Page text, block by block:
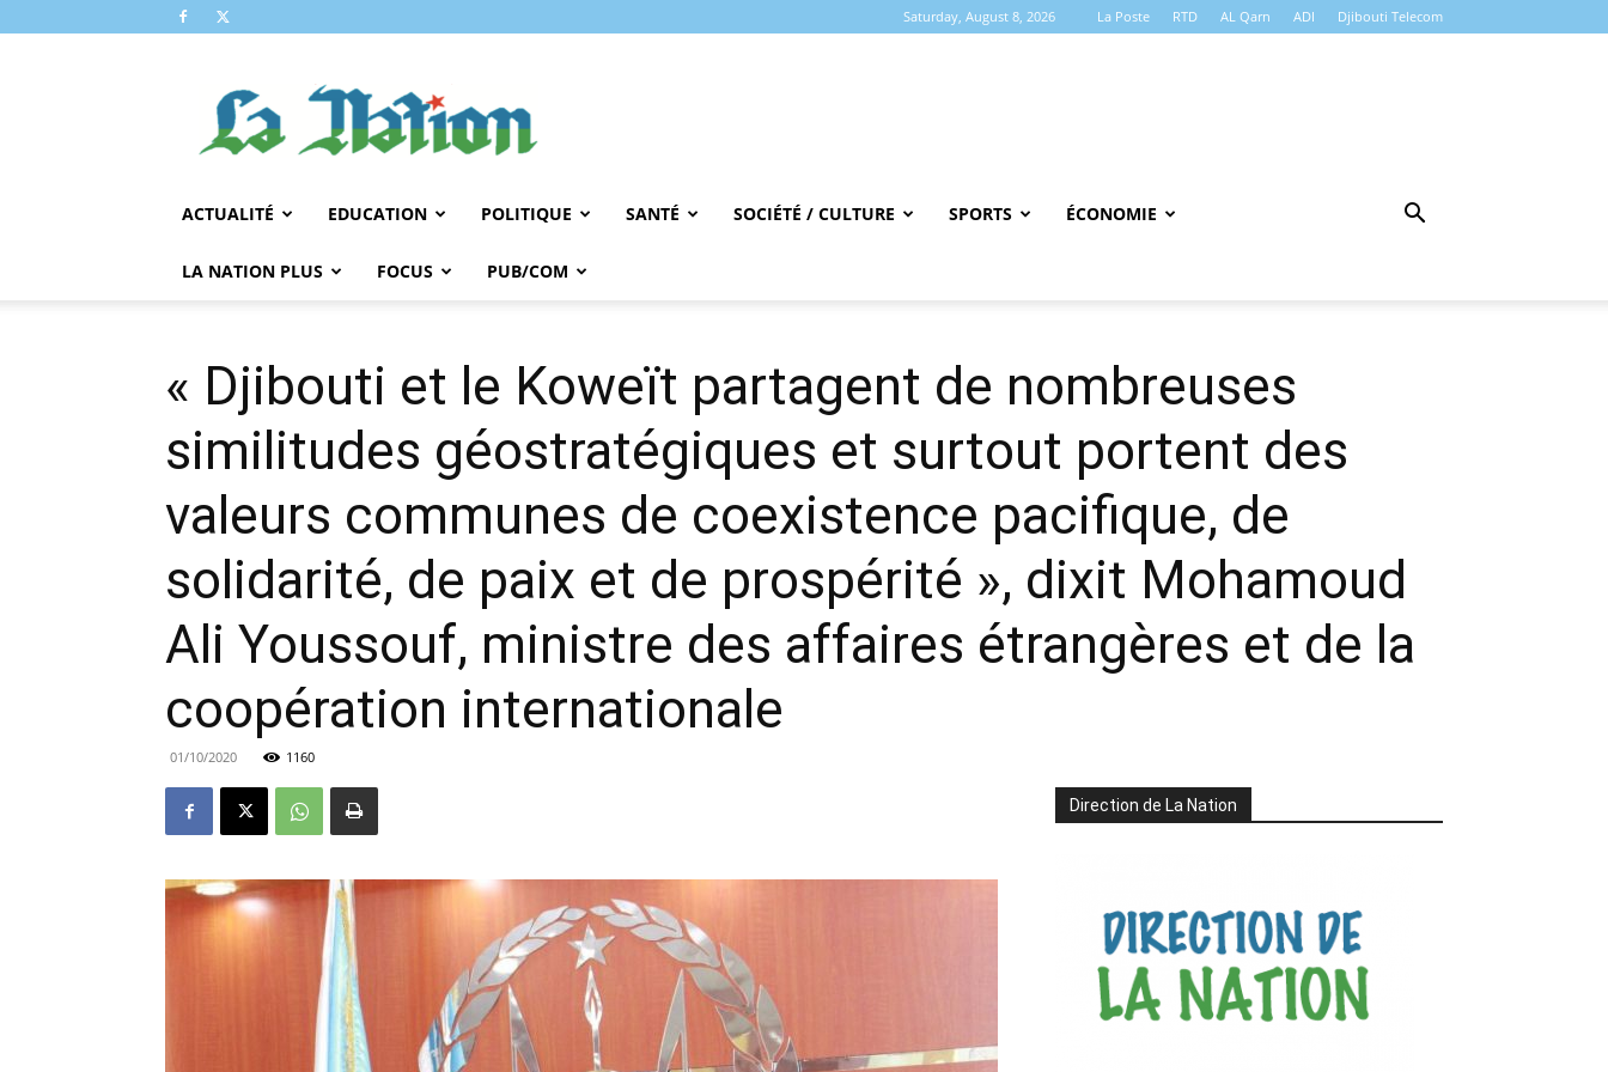
Saturday, August 8, 2026 La Poste RTD AL Qarn ADI Djibouti Telecom
NATION
ACTUALITÉ EDUCATION POLITIQUE SANTÉ SOCIÉTÉ / CULTURE SPORTS ÉCONOMIE
LA NATION PLUS FOCUS PUB/COM
« Djibouti et le Koweït partagent de nombreuses
similitudes géostratégiques et surtout portent des
valeurs communes de coexistence pacifique, de
solidarité, de paix et de prospérité », dixit Mohamoud
Ali Youssouf, ministre des affaires étrangères et de la
coopération internationale
01/10/2020 1160
Direction de La Nation